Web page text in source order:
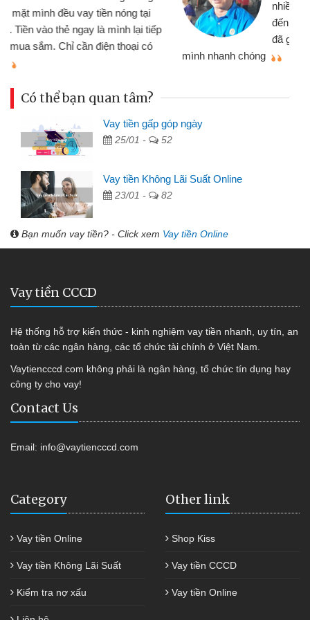
nhiều lúc cần vốn nhập hàng, nhờ biết
đến website qua bạn bè giới thiệu tôi
đã giải quyết được công việc của
Có thể bạn quan tâm?
Vay tiền gấp góp ngày
25/01 - 52
Vay tiền Không Lãi Suất Online
23/01 - 82
Bạn muốn vay tiền? - Click xem Vay tiền Online
Vay tiền CCCD
Hệ thống hỗ trợ kiến thức - kinh nghiệm vay tiền nhanh, uy tín, an
toàn từ các ngân hàng, các tổ chức tài chính ở Việt Nam.
Vaytiencccd.com không phải là ngân hàng, tổ chức tín dụng hay
công ty cho vay!
Contact Us
Email: info@vaytiencccd.com
Category
Vay tiền Online
Vay tiền Không Lãi Suất
Kiểm tra nợ xấu
Other link
Shop Kiss
Vay tiền CCCD
Vay tiền Online